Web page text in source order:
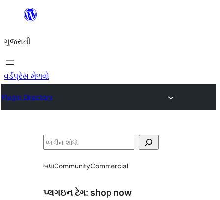
કંટેન્ટ(લખાણ)
જાઓ
ગુજરાતી
વર્ડપ્રેસ મેળવો
Plugin Directory
શોધો
બધાCommunityCommercial
પ્લગઇન ટેગ: shop now